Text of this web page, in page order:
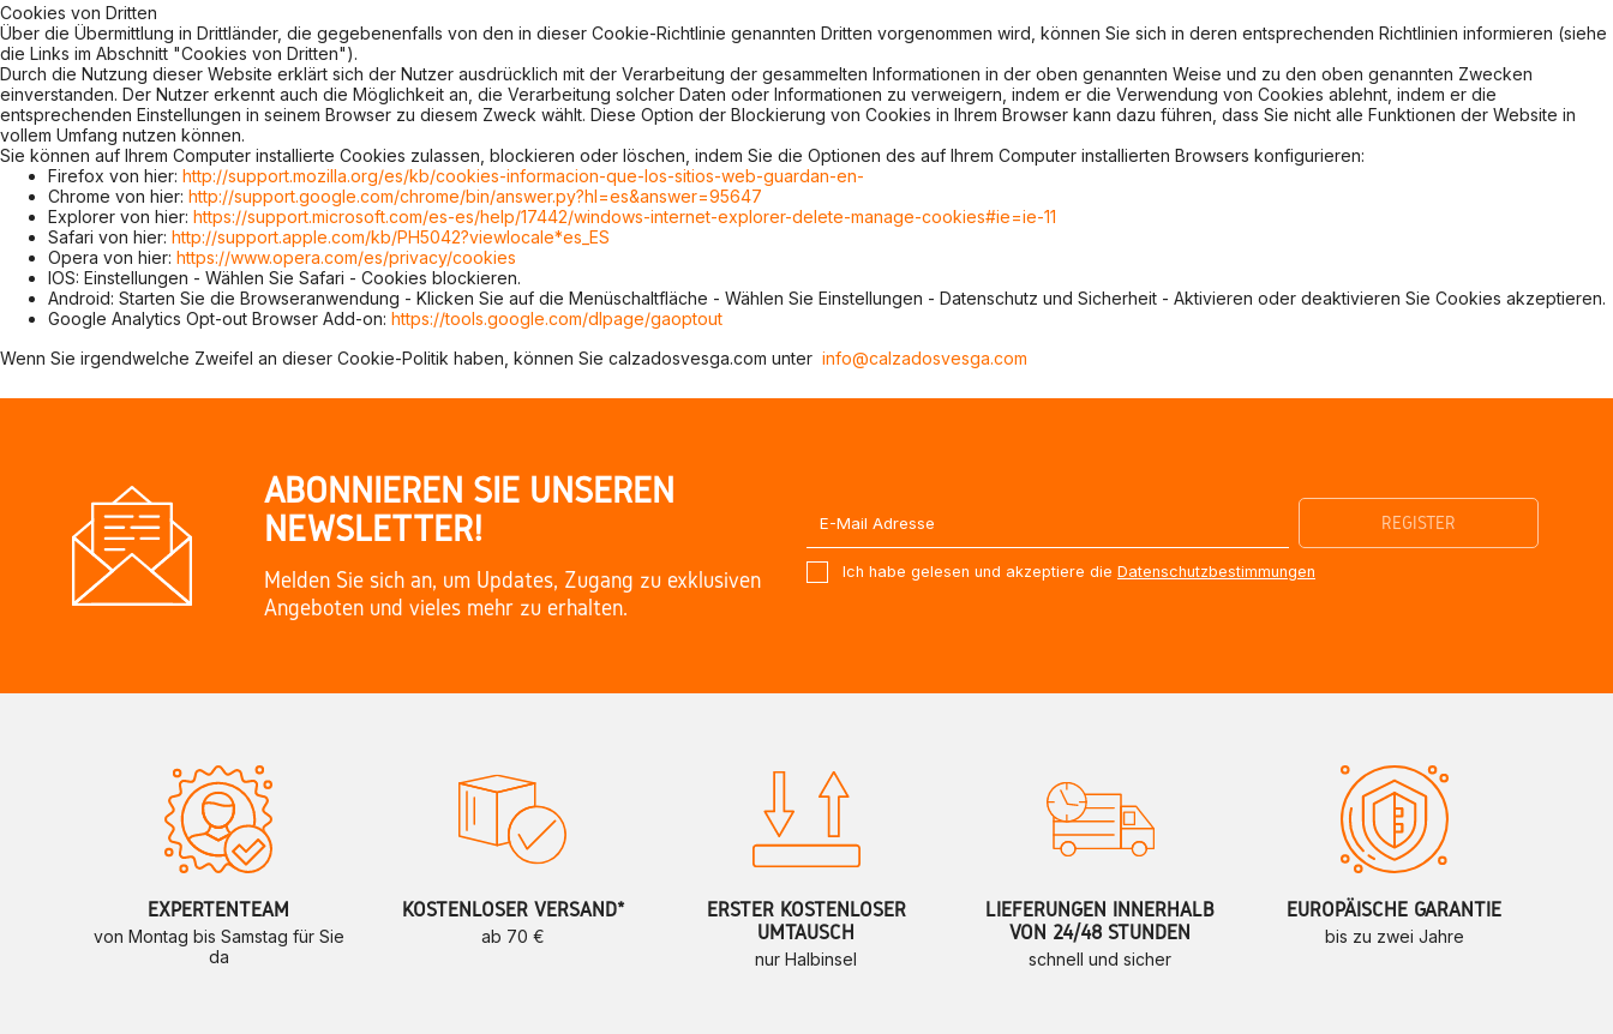
Cookies von Dritten
Über die Übermittlung in Drittländer, die gegebenenfalls von den in dieser Cookie-Richtlinie genannten Dritten vorgenommen wird, können Sie sich in deren entsprechenden Richtlinien informieren (siehe
die Links im Abschnitt "Cookies von Dritten").
Durch die Nutzung dieser Website erklärt sich der Nutzer ausdrücklich mit der Verarbeitung der gesammelten Informationen in der oben genannten Weise und zu den oben genannten Zwecken
einverstanden. Der Nutzer erkennt auch die Möglichkeit an, die Verarbeitung solcher Daten oder Informationen zu verweigern, indem er die Verwendung von Cookies ablehnt, indem er die
entsprechenden Einstellungen in seinem Browser zu diesem Zweck wählt. Diese Option der Blockierung von Cookies in Ihrem Browser kann dazu führen, dass Sie nicht alle Funktionen der Website in
vollem Umfang nutzen können.
Sie können auf Ihrem Computer installierte Cookies zulassen, blockieren oder löschen, indem Sie die Optionen des auf Ihrem Computer installierten Browsers konfigurieren:
Firefox von hier: http://support.mozilla.org/es/kb/cookies-informacion-que-los-sitios-web-guardan-en-
Chrome von hier: http://support.google.com/chrome/bin/answer.py?hl=es&answer=95647
Explorer von hier: https://support.microsoft.com/es-es/help/17442/windows-internet-explorer-delete-manage-cookies#ie=ie-11
Safari von hier: http://support.apple.com/kb/PH5042?viewlocale*es_ES
Opera von hier: https://www.opera.com/es/privacy/cookies
IOS: Einstellungen - Wählen Sie Safari - Cookies blockieren.
Android: Starten Sie die Browseranwendung - Klicken Sie auf die Menüschaltfläche - Wählen Sie Einstellungen - Datenschutz und Sicherheit - Aktivieren oder deaktivieren Sie Cookies akzeptieren.
Google Analytics Opt-out Browser Add-on: https://tools.google.com/dlpage/gaoptout
Wenn Sie irgendwelche Zweifel an dieser Cookie-Politik haben, können Sie calzadosvesga.com unter info@calzadosvesga.com
ABONNIEREN SIE UNSEREN
NEWSLETTER!
Melden Sie sich an, um Updates, Zugang zu exklusiven
Angeboten und vieles mehr zu erhalten.
Ich habe gelesen und akzeptiere die Datenschutzbestimmungen
EXPERTENTEAM
von Montag bis Samstag für Sie
da
KOSTENLOSER VERSAND*
ab 70 €
ERSTER KOSTENLOSER
UMTAUSCH
nur Halbinsel
LIEFERUNGEN INNERHALB
VON 24/48 STUNDEN
schnell und sicher
EUROPÄISCHE GARANTIE
bis zu zwei Jahre